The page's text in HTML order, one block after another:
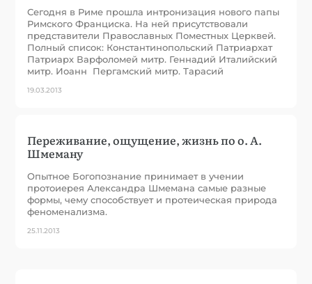
Сегодня в Риме прошла интронизация нового папы
Римского Франциска. На ней присутствовали
представители Православных Поместных Церквей.
Полный список: Константинопольский Патриархат
Патриарх Варфоломей митр. Геннадий Италийский
митр. Иоанн Пергамский митр. Тарасий
19.03.2013
Переживание, ощущение, жизнь по о. А.
Шмеману
Опытное Богопознание принимает в учении
протоиерея Александра Шмемана самые разные
формы, чему способствует и протеическая природа
феноменализма.
25.11.2013